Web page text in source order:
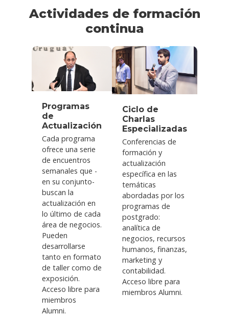
Actividades de formación
continua
Programas
de
Actualización
Cada programa
ofrece una serie
de encuentros
semanales que -
en su conjunto-
buscan la
actualización en
lo último de cada
área de negocios.
Pueden
desarrollarse
tanto en formato
de taller como de
exposición.
Acceso libre para
miembros
Alumni.
Ciclo de
Charlas
Especializadas
Conferencias de
formación y
actualización
específica en las
temáticas
abordadas por los
programas de
postgrado:
analítica de
negocios, recursos
humanos, finanzas,
marketing y
contabilidad.
Acceso libre para
miembros Alumni.